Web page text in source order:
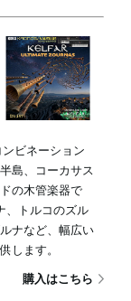
ビネーション
島、コーカサス
の木管楽器で
、トルコのズル
ナなど、幅広い
します。
購入はこちら